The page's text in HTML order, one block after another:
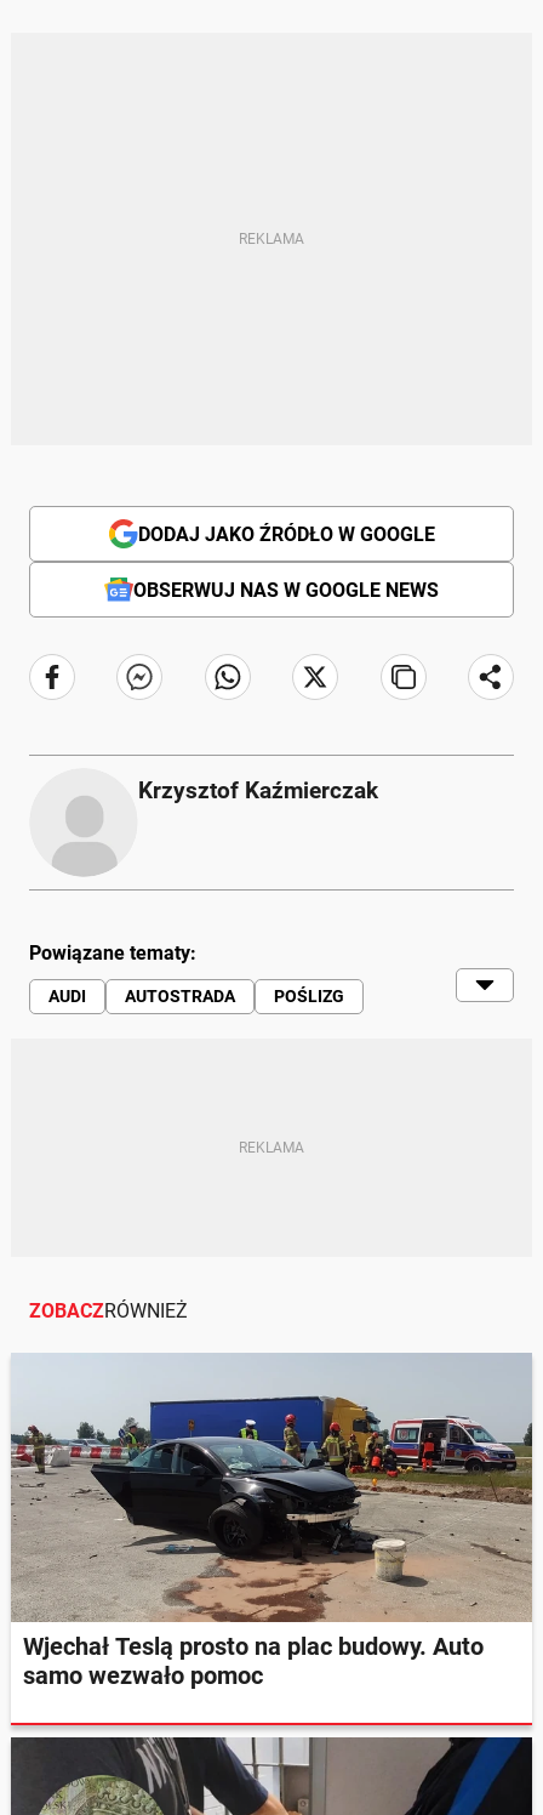
DODAJ JAKO ŹRÓDŁO W GOOGLE
OBSERWUJ NAS W GOOGLE NEWS
Krzysztof Kaźmierczak
Powiązane tematy:
AUDI AUTOSTRADA
POŚLIZG
ZOBACZRÓWNIEŻ
Wjechał Teslą prosto na plac budowy. Auto
samo wezwało pomoc